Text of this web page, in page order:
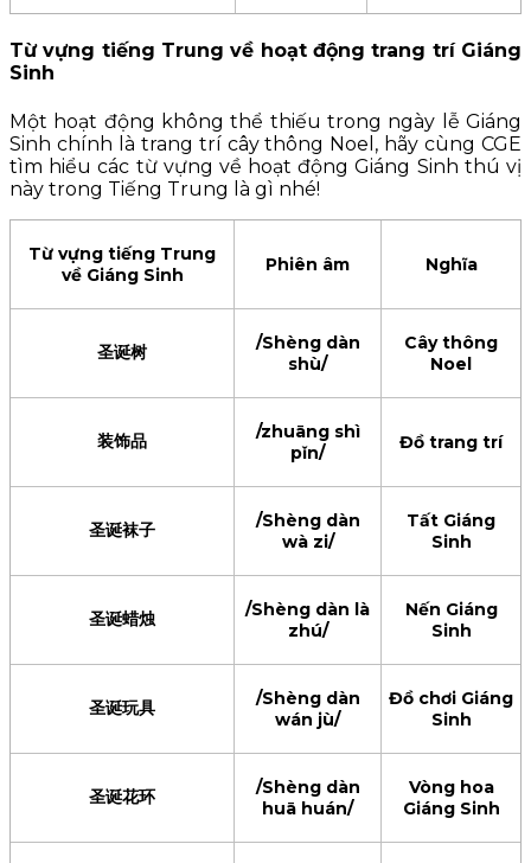
Từ vựng tiếng Trung về hoạt động trang trí Giáng
Sinh
Một hoạt động không thể thiếu trong ngày lễ Giáng
Sinh chính là trang trí cây thông Noel, hãy cùng CGE
tìm hiểu các từ vựng về hoạt động Giáng Sinh thú vị
này trong Tiếng Trung là gì nhé!
Từ vựng tiếng Trung
về Giáng Sinh
Phiên âm Nghĩa
圣诞树
/Shèng dàn
shù/
Cây thông
Noel
装饰品
/zhuāng shì
pǐn/
Đồ trang trí
圣诞袜子
/Shèng dàn
wà zi/
Tất Giáng
Sinh
圣诞蜡烛
/Shèng dàn là
zhú/
Nến Giáng
Sinh
圣诞玩具
/Shèng dàn
wán jù/
Đồ chơi Giáng
Sinh
圣诞花环
/Shèng dàn
huā huán/
Vòng hoa
Giáng Sinh